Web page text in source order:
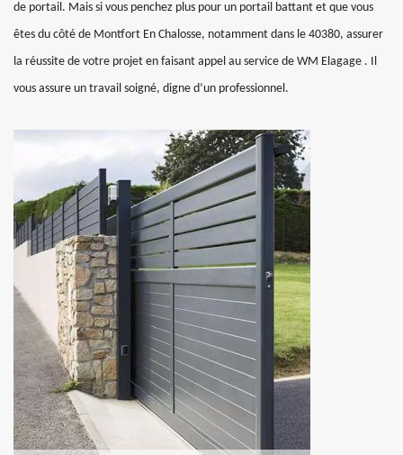
de portail. Mais si vous penchez plus pour un portail battant et que vous
êtes du côté de Montfort En Chalosse, notamment dans le 40380, assurer
la réussite de votre projet en faisant appel au service de WM Elagage . Il
vous assure un travail soigné, digne d’un professionnel.